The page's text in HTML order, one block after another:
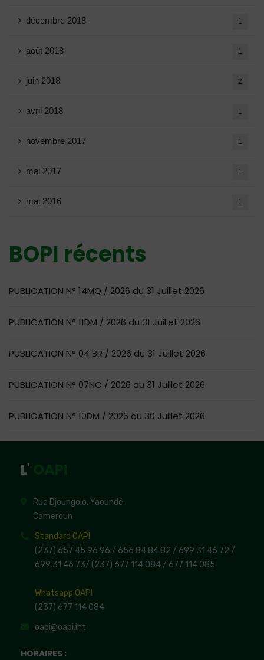
décembre 2018 1
août 2018 1
juin 2018 2
avril 2018 1
novembre 2017 1
mai 2017 1
mai 2016 1
BOPI récents
PUBLICATION N° 14MQ / 2026 du 31 Juillet 2026
PUBLICATION N° 11DM / 2026 du 31 Juillet 2026
PUBLICATION N° 04 BR / 2026 du 31 Juillet 2026
PUBLICATION N° 07NC / 2026 du 31 Juillet 2026
PUBLICATION N° 10DM / 2026 du 30 Juillet 2026
L'
Rue Djoungolo, Yaoundé,
Cameroun
Standard OAPI
(237) 657 45 96 96 / 656 84 84 82 / 699 31 46 72 /
699 31 46 73/ (237) 677 114 084 / 677 114 085
Whatsapp OAPI
(237) 677 114 084
oapi@oapi.int
HORAIRES :